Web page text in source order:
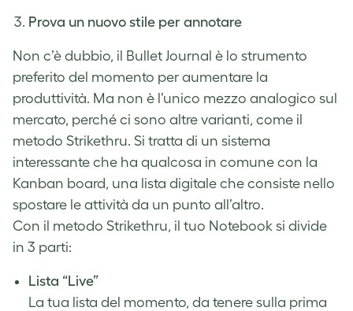
Prova un nuovo stile per annotare
Non c’è dubbio, il Bullet Journal è lo strumento
preferito del momento per aumentare la
produttività. Ma non è l’unico mezzo analogico sul
mercato, perché ci sono altre varianti, come il
metodo Strikethru. Si tratta di un sistema
interessante che ha qualcosa in comune con la
Kanban board, una lista digitale che consiste nello
spostare le attività da un punto all’altro.
Con il metodo Strikethru, il tuo Notebook si divide
in 3 parti:
Lista “Live”
La tua lista del momento, da tenere sulla prima